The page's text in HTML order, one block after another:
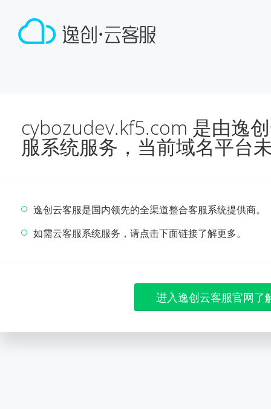
cybozudev.kf5.com 是由逸
服系统服务，当前域名平台
逸创云客服是国内领先的全渠道整合客服系统提供商。
如需云客服系统服务，请点击下面链接了解更多。
进入逸创云客服官网了